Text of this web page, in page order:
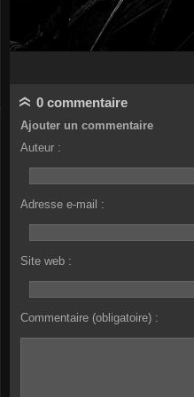
0 commentaire
Ajouter un commentaire
Auteur :
Adresse e-mail :
Site web :
Commentaire (obligatoire) :